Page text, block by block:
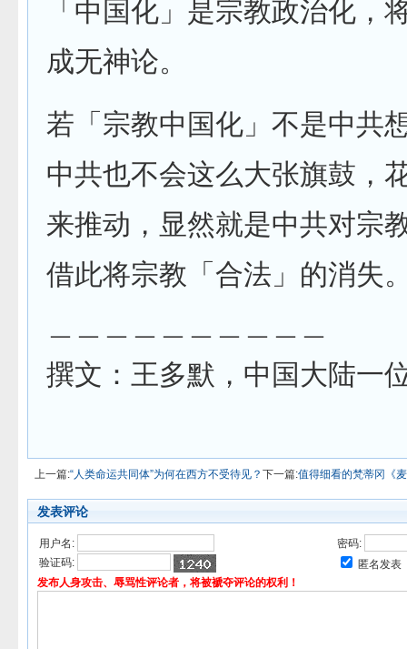
「中国化」是宗教政治化，
成无神论。
若「宗教中国化」不是中共
中共也不会这么大张旗鼓，
来推动，显然就是中共对宗
借此将宗教「合法」的消失
撰文：王多默，中国大陆一
上一篇:“人类命运共同体”为何在西方不受待见？ 下一篇:值得细看的梵蒂冈《
发表评论
用户名:
密码:
验证码:
匿名发表
发布人身攻击、辱骂性评论者，将被褫夺评论的权利！